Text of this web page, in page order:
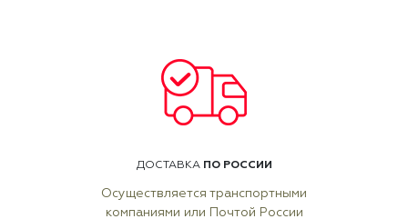
ДОСТАВКА ПО РОССИИ
Осуществляется транспортными
компаниями или Почтой России